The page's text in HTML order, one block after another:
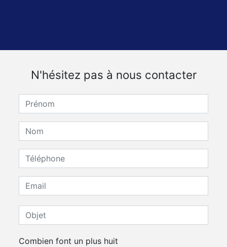
N'hésitez pas à nous contacter
Combien font un plus huit